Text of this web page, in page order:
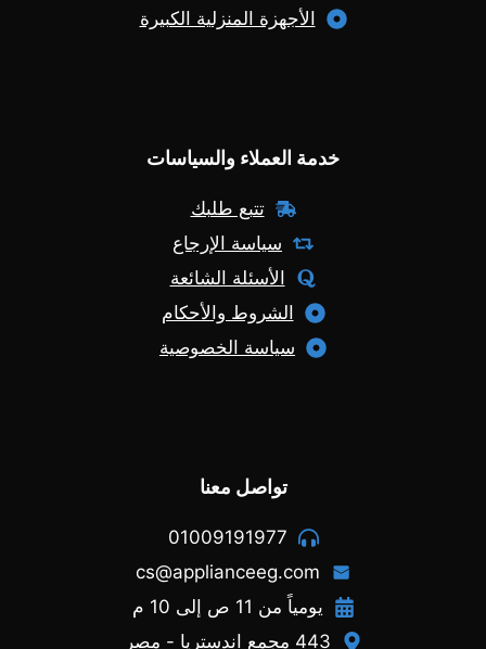
الأجهزة المنزلية الكبيرة
خدمة العملاء والسياسات
تتبع طلبك
سياسة الإرجاع
الأسئلة الشائعة
الشروط والأحكام
سياسة الخصوصية
تواصل معنا
01009191977
cs@applianceeg.com
يومياً من 11 ص إلى 10 م
443 مجمع اندستريا - مصر